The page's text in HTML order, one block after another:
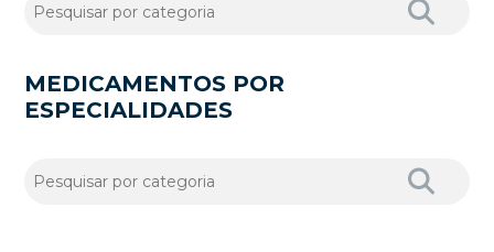
MEDICAMENTOS POR
ESPECIALIDADES